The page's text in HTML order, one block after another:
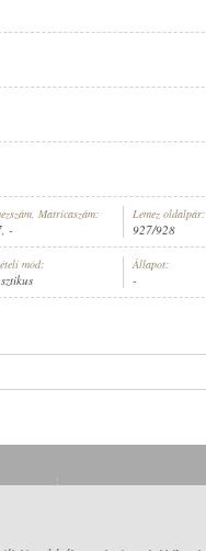
Matricaszám:
-
Lemez oldalpár:
927/928
mód: Állapot:
-